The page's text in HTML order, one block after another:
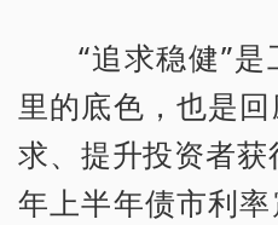
“追求稳健”
里的底色，也是
求、提升投资者
年上半年债市利